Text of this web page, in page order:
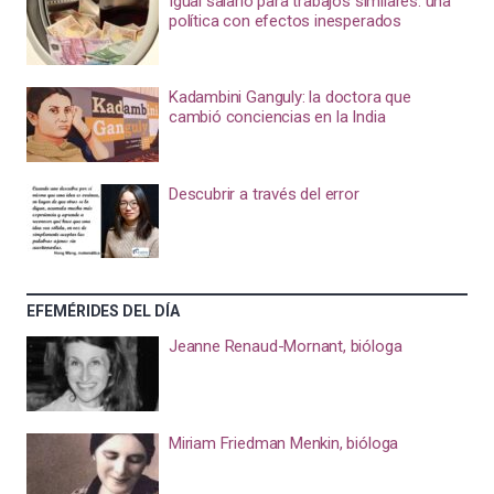
política con efectos inesperados
Kadambini Ganguly: la doctora que
cambió conciencias en la India
Descubrir a través del error
EFEMÉRIDES DEL DÍA
Jeanne Renaud-Mornant, bióloga
Miriam Friedman Menkin, bióloga